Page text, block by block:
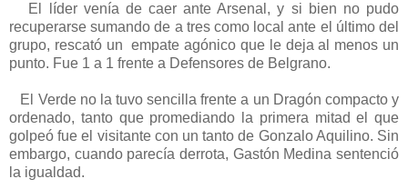
El líder venía de caer ante Arsenal, y si bien no pudo
recuperarse sumando de a tres como local ante el último del
grupo, rescató un
empate agónico que le deja al menos un
punto. Fue 1 a 1 frente a Defensores de Belgrano.
El Verde no la tuvo sencilla frente a un Dragón compacto y
ordenado, tanto que promediando la primera mitad el que
golpeó fue el visitante con un tanto de Gonzalo Aquilino. Sin
embargo, cuando parecía derrota, Gastón Medina sentenció
la igualdad.